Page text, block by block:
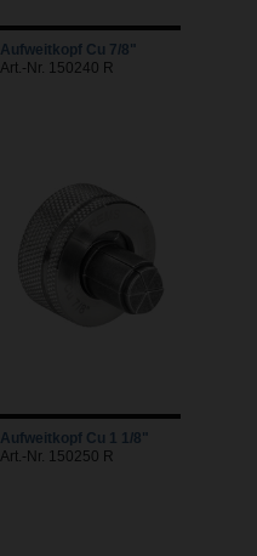
Aufweitkopf Cu 7/8"
Art.-Nr. 150240 R
Aufweitkopf Cu 1 1/8"
Art.-Nr. 150250 R